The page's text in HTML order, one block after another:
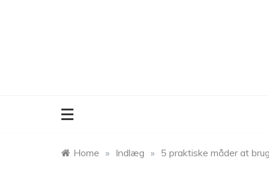
Home » Indlæg » 5 praktiske måder at